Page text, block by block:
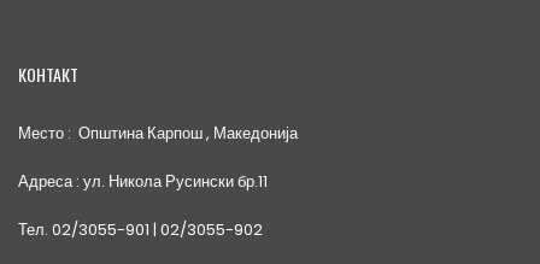
КОНТАКТ
Место : Општина Карпош , Македонија
Адреса : ул. Никола Русински бр.11
Тел. 02/3055-901 | 02/3055-902